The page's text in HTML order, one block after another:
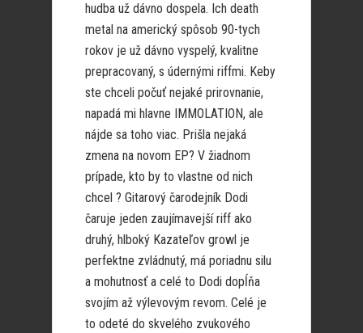
hudba už dávno dospela. Ich death
metal na americký spôsob 90-tych
rokov je už dávno vyspelý, kvalitne
prepracovaný, s údernými riffmi. Keby
ste chceli počuť nejaké prirovnanie,
napadá mi hlavne IMMOLATION, ale
nájde sa toho viac. Prišla nejaká
zmena na novom EP? V žiadnom
prípade, kto by to vlastne od nich
chcel ? Gitarový čarodejník Dodi
čaruje jeden zaujímavejší riff ako
druhý, hlboký Kazateľov growl je
perfektne zvládnutý, má poriadnu silu
a mohutnosť a celé to Dodi dopĺňa
svojím až výlevovým revom. Celé je
to odeté do skvelého zvukového